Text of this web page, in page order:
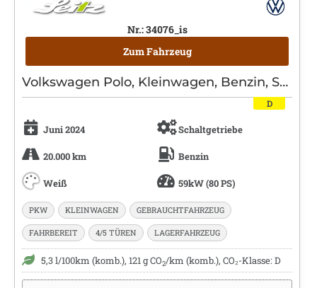
Nr.: 34076_is
Zum Fahrzeug
Volkswagen Polo, Kleinwagen, Benzin, Schaltgetriebe, Weiß
Juni 2024 Schaltgetriebe
20.000 km Benzin
Weiß 59kW (80 PS)
D
PKW KLEINWAGEN GEBRAUCHTFAHRZEUG
FAHRBEREIT 4/5 TÜREN LAGERFAHRZEUG
5,3 l/100km (komb.), 121 g CO2/km (komb.), CO₂-Klasse: D